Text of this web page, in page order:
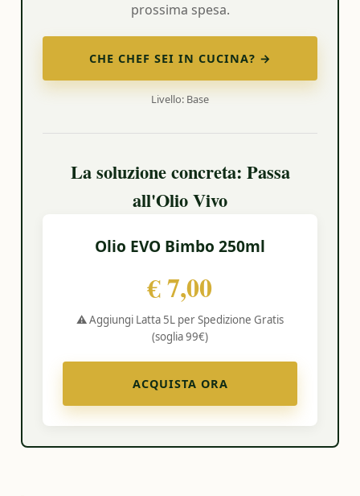
prossima spesa.
CHE CHEF SEI IN CUCINA? →
Livello: Base
La soluzione concreta: Passa
all'Olio Vivo
Olio EVO Bimbo 250ml
€ 7,00
⚠️ Aggiungi Latta 5L per Spedizione Gratis
(soglia 99€)
ACQUISTA ORA